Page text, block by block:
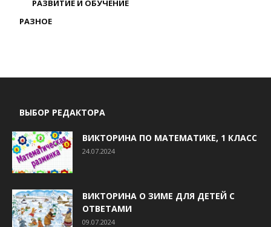
РАЗВИТИЕ И ОБУЧЕНИЕ
РАЗНОЕ
ВЫБОР РЕДАКТОРА
ВИКТОРИНА ПО МАТЕМАТИКЕ, 1 КЛАСС
24.07.2024
ВИКТОРИНА О ЗИМЕ ДЛЯ ДЕТЕЙ С
ОТВЕТАМИ
09.07.2024